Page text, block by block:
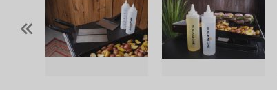
«